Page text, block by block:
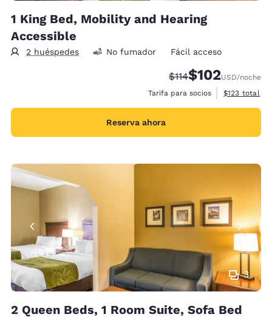
1 King Bed, Mobility and Hearing
Accessible
2 huéspedes No fumador Fácil acceso
Tarifa tachada:
$114Tarifa reducida:
$102USD/noche
Tarifa para socios
Ver detalles
$123 total
Reserva ahora
3
2 Queen Beds, 1 Room Suite, Sofa Bed